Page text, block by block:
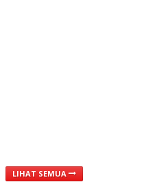
LIHAT SEMUA